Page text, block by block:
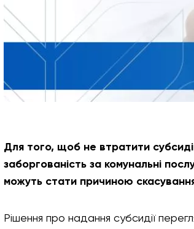
Для того, щоб не втратити
заборгованість за комунальні
можуть стати причиною
Рішення про надання субсидії